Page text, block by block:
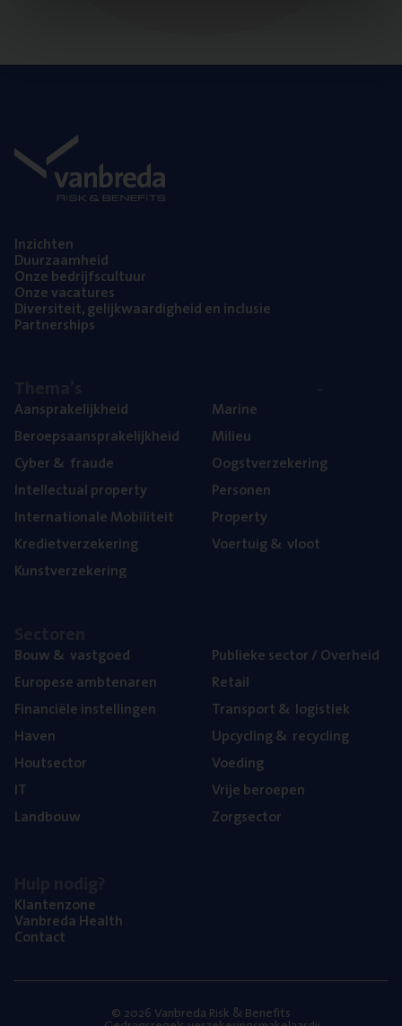
Inzich­ten
Duur­zaam­heid
Onze bedrijfs­cul­tuur
Onze vaca­tu­res
Diver­si­teit, gelijk­waar­dig­heid en inclusie
Part­ner­ships
Aan­spra­ke­lijk­heid
Beroeps­aan­spra­ke­lijk­heid
Cyber& fraude
Intel­lec­tu­al property
Inter­na­ti­o­na­le Mobiliteit
Kre­diet­ver­ze­ke­ring
Kunst­ver­ze­ke­ring
Mari­ne
Mili­eu
Oogst­ver­ze­ke­ring
Per­so­nen
Pro­per­ty
Voer­tuig& vloot
Bouw& vastgoed
Euro­pe­se ambtenaren
Finan­ci­ë­le instellingen
Haven
Hout­sec­tor
IT
Land­bouw
Publie­ke sec­tor / Overheid
Retail
Trans­port& logistiek
Upcy­cling& recycling
Voe­ding
Vrije beroe­pen
Zorg­sec­tor
Klan­ten­zo­ne
Van­b­re­da Health
Con­tact
© 2026 Vanbreda Risk & Benefits